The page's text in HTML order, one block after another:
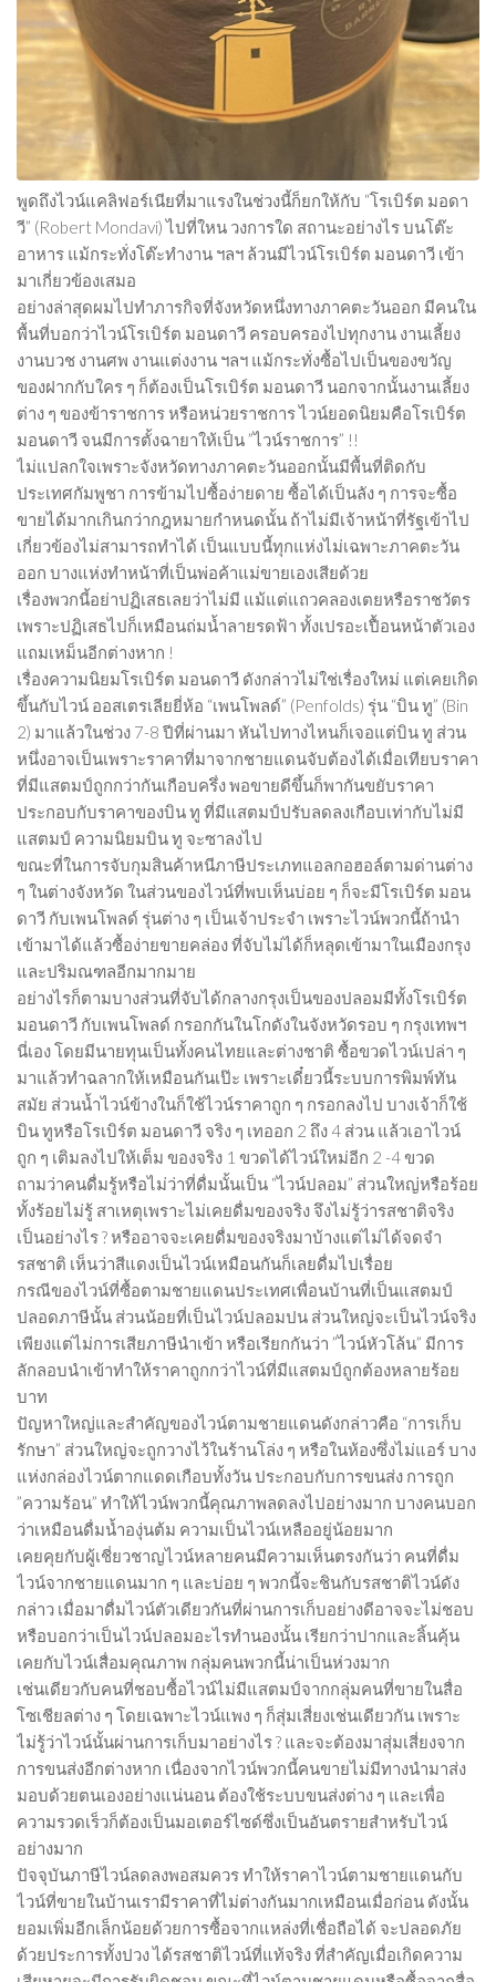
พูดถึงไวน์แคลิฟอร์เนียที่มาแรงในช่วงนี้ก็ยกให้กับ “โรเบิร์ต มอดา
วี” (Robert Mondavi) ไปที่ใหน วงการใด สถานะอย่างไร บนโต๊ะ
อาหาร แม้กระทั่งโต๊ะทำงาน ฯลฯ ล้วนมีไวน์โรเบิร์ต มอนดาวี เข้า
มาเกี่ยวข้องเสมอ
อย่างล่าสุดผมไปทำภารกิจที่จังหวัดหนึ่งทางภาคตะวันออก มีคนใน
พื้นที่บอกว่าไวน์โรเบิร์ต มอนดาวี ครอบครองไปทุกงาน งานเลี้ยง
งานบวช งานศพ งานแต่งงาน ฯลฯ แม้กระทั่งซื้อไปเป็นของขวัญ
ของฝากกับใคร ๆ ก็ต้องเป็นโรเบิร์ต มอนดาวี นอกจากนั้นงานเลี้ยง
ต่าง ๆ ของข้าราชการ หรือหน่วยราชการ ไวน์ยอดนิยมคือโรเบิร์ต
มอนดาวี จนมีการตั้งฉายาให้เป็น ”ไวน์ราชการ” !!
ไม่แปลกใจเพราะจังหวัดทางภาคตะวันออกนั้นมีพื้นที่ติดกับ
ประเทศกัมพูชา การข้ามไปซื้อง่ายดาย ซื้อได้เป็นลัง ๆ การจะซื้อ
ขายได้มากเกินกว่ากฎหมายกำหนดนั้น ถ้าไม่มีเจ้าหน้าที่รัฐเข้าไป
เกี่ยวข้องไม่สามารถทำได้ เป็นแบบนี้ทุกแห่งไม่เฉพาะภาคตะวัน
ออก บางแห่งทำหน้าที่เป็นพ่อค้าแม่ขายเองเสียด้วย
เรื่องพวกนี้อย่าปฏิเสธเลยว่าไม่มี แม้แต่แถวคลองเตยหรือราชวัตร
เพราะปฏิเสธไปก็เหมือนถ่มน้ำลายรดฟ้า ทั้งเปรอะเปื้อนหน้าตัวเอง
แถมเหม็นอีกต่างหาก !
เรื่องความนิยมโรเบิร์ต มอนดาวี ดังกล่าวไม่ใช่เรื่องใหม่ แต่เคยเกิด
ขึ้นกับไวน์ ออสเตรเลียยี่ห้อ “เพนโพลด์” (Penfolds) รุ่น “บิน ทู” (Bin
2) มาแล้วในช่วง 7-8 ปีที่ผ่านมา หันไปทางไหนก็เจอแต่บิน ทู ส่วน
หนึ่งอาจเป็นเพราะราคาที่มาจากชายแดนจับต้องได้เมื่อเทียบราคา
ที่มีแสตมป์ถูกกว่ากันเกือบครึ่ง พอขายดีขึ้นก็พากันขยับราคา
ประกอบกับราคาของบิน ทู ที่มีแสตมป์ปรับลดลงเกือบเท่ากับไม่มี
แสตมป์ ความนิยมบิน ทู จะซาลงไป
ขณะที่ในการจับกุมสินค้าหนีภาษีประเภทแอลกอฮอล์ตามด่านต่าง
ๆ ในต่างจังหวัด ในส่วนของไวน์ที่พบเห็นบ่อย ๆ ก็จะมีโรเบิร์ต มอน
ดาวี กับเพนโพลด์ รุ่นต่าง ๆ เป็นเจ้าประจำ เพราะไวน์พวกนี้ถ้านำ
เข้ามาได้แล้วซื้อง่ายขายคล่อง ที่จับไม่ได้ก็หลุดเข้ามาในเมืองกรุง
และปริมณฑลอีกมากมาย
อย่างไรก็ตามบางส่วนที่จับได้กลางกรุงเป็นของปลอมมีทั้งโรเบิร์ต
มอนดาวี กับเพนโพลด์ กรอกกันในโกดังในจังหวัดรอบ ๆ กรุงเทพฯ
นี่เอง โดยมีนายทุนเป็นทั้งคนไทยและต่างชาติ ซื้อขวดไวน์เปล่า ๆ
มาแล้วทำฉลากให้เหมือนกันเป๊ะ เพราะเดี๋ยวนี้ระบบการพิมพ์ทัน
สมัย ส่วนน้ำไวน์ข้างในก็ใช้ไวน์ราคาถูก ๆ กรอกลงไป บางเจ้าก็ใช้
บิน ทูหรือโรเบิร์ต มอนดาวี จริง ๆ เทออก 2 ถึง 4 ส่วน แล้วเอาไวน์
ถูก ๆ เติมลงไปให้เต็ม ของจริง 1 ขวดได้ไวน์ใหม่อีก 2 -4 ขวด
ถามว่าคนดื่มรู้หรือไม่ว่าที่ดื่มนั้นเป็น “ไวน์ปลอม” ส่วนใหญ่หรือร้อย
ทั้งร้อยไม่รู้ สาเหตุเพราะไม่เคยดื่มของจริง จึงไม่รู้ว่ารสชาติจริง
เป็นอย่างไร ? หรืออาจจะเคยดื่มของจริงมาบ้างแต่ไม่ได้จดจำ
รสชาติ เห็นว่าสีแดงเป็นไวน์เหมือนกันก็เลยดื่มไปเรื่อย
กรณีของไวน์ที่ซื้อตามชายแดนประเทศเพื่อนบ้านที่เป็นแสตมป์
ปลอดภาษีนั้น ส่วนน้อยที่เป็นไวน์ปลอมปน ส่วนใหญ่จะเป็นไวน์จริง
เพียงแต่ไม่การเสียภาษีนำเข้า หรือเรียกกันว่า ”ไวน์หัวโล้น” มีการ
ลักลอบนำเข้าทำให้ราคาถูกกว่าไวน์ที่มีแสตมป์ถูกต้องหลายร้อย
บาท
ปัญหาใหญ่และสำคัญของไวน์ตามชายแดนดังกล่าวคือ “การเก็บ
รักษา” ส่วนใหญ่จะถูกวางไว้ในร้านโล่ง ๆ หรือในห้องซึ่งไม่แอร์ บาง
แห่งกล่องไวน์ตากแดดเกือบทั้งวัน ประกอบกับการขนส่ง การถูก
”ความร้อน” ทำให้ไวน์พวกนี้คุณภาพลดลงไปอย่างมาก บางคนบอก
ว่าเหมือนดื่มน้ำองุ่นต้ม ความเป็นไวน์เหลืออยู่น้อยมาก
เคยคุยกับผู้เชี่ยวชาญไวน์หลายคนมีความเห็นตรงกันว่า คนที่ดื่ม
ไวน์จากชายแดนมาก ๆ และบ่อย ๆ พวกนี้จะชินกับรสชาติไวน์ดัง
กล่าว เมื่อมาดื่มไวน์ตัวเดียวกันที่ผ่านการเก็บอย่างดีอาจจะไม่ชอบ
หรือบอกว่าเป็นไวน์ปลอมอะไรทำนองนั้น เรียกว่าปากและลิ้นคุ้น
เคยกับไวน์เสื่อมคุณภาพ กลุ่มคนพวกนี้น่าเป็นห่วงมาก
เช่นเดียวกับคนที่ชอบซื้อไวน์ไม่มีแสตมป์จากกลุ่มคนที่ขายในสื่อ
โซเชียลต่าง ๆ โดยเฉพาะไวน์แพง ๆ ก็สุ่มเสี่ยงเช่นเดียวกัน เพราะ
ไม่รู้ว่าไวน์นั้นผ่านการเก็บมาอย่างไร ? และจะต้องมาสุ่มเสี่ยงจาก
การขนส่งอีกต่างหาก เนื่องจากไวน์พวกนี้คนขายไม่มีทางนำมาส่ง
มอบด้วยตนเองอย่างแน่นอน ต้องใช้ระบบขนส่งต่าง ๆ และเพื่อ
ความรวดเร็วก็ต้องเป็นมอเตอร์ไซด์ซึ่งเป็นอันตรายสำหรับไวน์
อย่างมาก
ปัจจุบันภาษีไวน์ลดลงพอสมควร ทำให้ราคาไวน์ตามชายแดนกับ
ไวน์ที่ขายในบ้านเรามีราคาที่ไม่ต่างกันมากเหมือนเมื่อก่อน ดังนั้น
ยอมเพิ่มอีกเล็กน้อยด้วยการซื้อจากแหล่งที่เชื่อถือได้ จะปลอดภัย
ด้วยประการทั้งปวง ได้รสชาติไวน์ที่แท้จริง ที่สำคัญเมื่อเกิดความ